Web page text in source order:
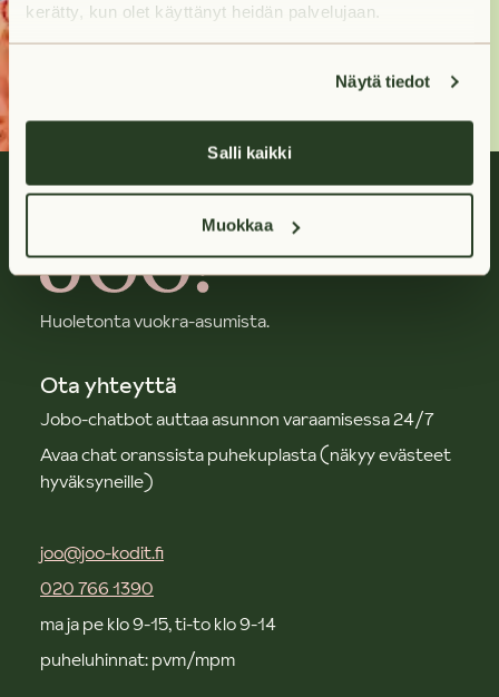
kerätty, kun olet käyttänyt heidän palvelujaan.
Näytä tiedot
Salli kaikki
Muokkaa
Hae asuntoja
Huoletonta vuokra-asumista.
Ota yhteyttä
Jobo-chatbot auttaa asunnon varaamisessa 24/7
Avaa chat oranssista puhekuplasta (näkyy evästeet
hyväksyneille)
joo@joo-kodit.fi
020 766 1390
ma ja pe klo 9-15, ti-to klo 9-14
puheluhinnat: pvm/mpm